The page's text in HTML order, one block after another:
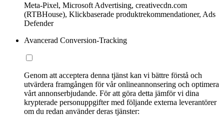
Meta-Pixel, Microsoft Advertising, creativecdn.com
(RTBHouse), Klickbaserade produktrekommendationer, Ads
Defender
Avancerad Conversion-Tracking
Genom att acceptera denna tjänst kan vi bättre förstå och
utvärdera framgången för vår onlineannonsering och optimera
vårt annonserbjudande. För att göra detta jämför vi dina
krypterade personuppgifter med följande externa leverantörer
om du redan använder deras tjänster: